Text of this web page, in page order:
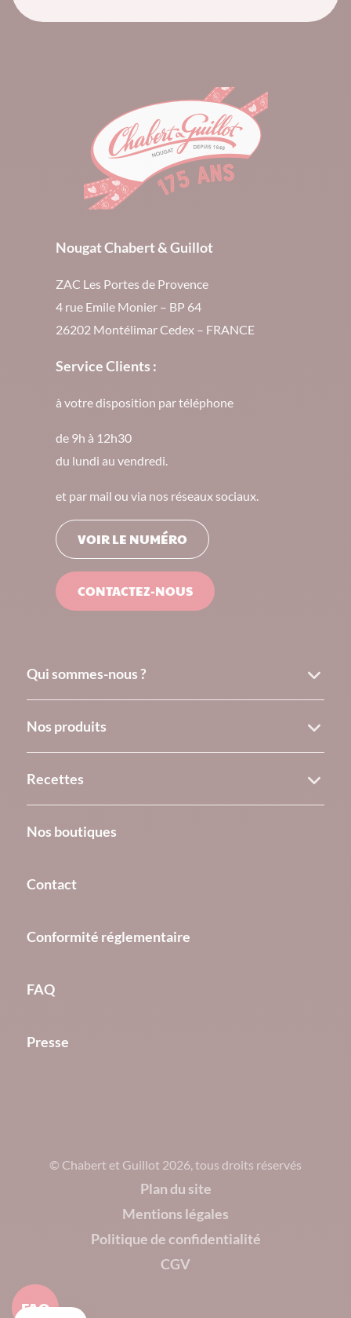
Nougat Chabert & Guillot
ZAC Les Portes de Provence
4 rue Emile Monier – BP 64
26202 Montélimar Cedex – FRANCE
Service Clients :
à votre disposition par téléphone
de 9h à 12h30
du lundi au vendredi.
et par mail ou via nos réseaux sociaux.
VOIR LE NUMÉRO
CONTACTEZ-NOUS
Qui sommes-nous ?
Nos produits
Recettes
Nos boutiques
Contact
Conformité réglementaire
FAQ
Presse
© Chabert et Guillot 2026, tous droits réservés
Plan du site
Mentions légales
Politique de confidentialité
CGV
FAQ